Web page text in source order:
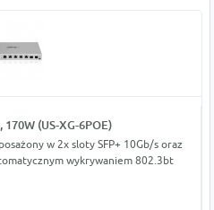
(US-XG-6POE)
w 2x sloty SFP+ 10Gb/s oraz
wykrywaniem 802.3bt